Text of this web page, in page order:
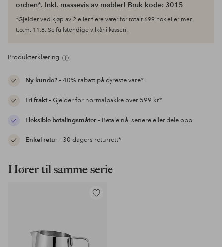
ordren*. Inkl. massevis av møbler! Bruk kode: 3015
*Gjelder ved kjøp av 2 eller flere varer for totalt 699 nok eller mer
t.o.m. 11.8. Se fullstendige vilkår i kassen.
Produkterklæring
Ny kunde?– 40% rabatt på dyreste vare*
Fri frakt– Gjelder for normalpakke over 599 kr*
Fleksible betalingsmåter– Betale nå, senere eller dele opp
Enkel retur– 30 dagers returrett*
Hører til samme serie
Legg